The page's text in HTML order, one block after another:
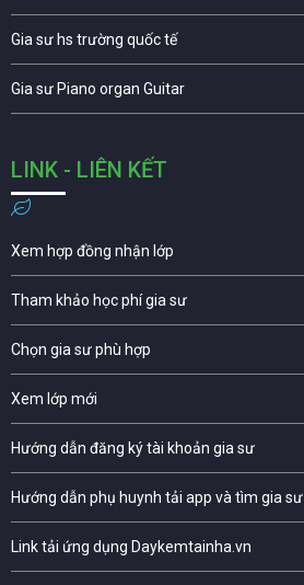
Gia sư hs trường quốc tế
Gia sư Piano organ Guitar
LINK - LIÊN KẾT
Xem hợp đồng nhận lớp
Tham khảo học phí gia sư
Chọn gia sư phù hợp
Xem lớp mới
Hướng dẫn đăng ký tài khoản gia sư
Hướng dẫn phụ huynh tải app và tìm gia sư
Link tải ứng dụng Daykemtainha.vn